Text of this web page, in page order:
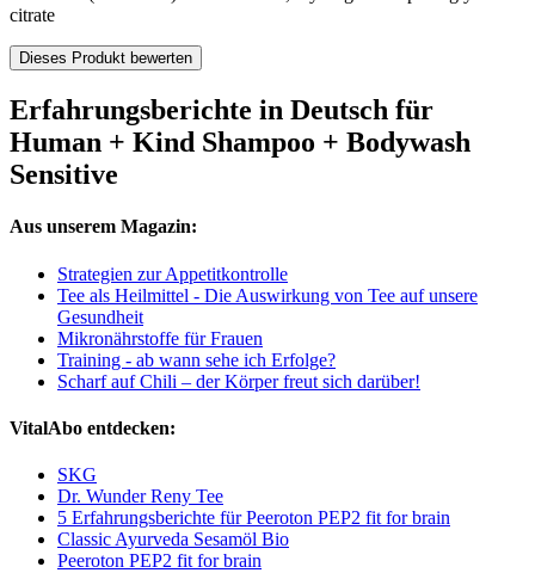
citrate
Dieses Produkt bewerten
Erfahrungsberichte in Deutsch für
Human + Kind Shampoo + Bodywash
Sensitive
Aus unserem Magazin:
Strategien zur Appetitkontrolle
Tee als Heilmittel - Die Auswirkung von Tee auf unsere
Gesundheit
Mikronährstoffe für Frauen
Training - ab wann sehe ich Erfolge?
Scharf auf Chili – der Körper freut sich darüber!
VitalAbo entdecken:
SKG
Dr. Wunder Reny Tee
5 Erfahrungsberichte für Peeroton PEP2 fit for brain
Classic Ayurveda Sesamöl Bio
Peeroton PEP2 fit for brain